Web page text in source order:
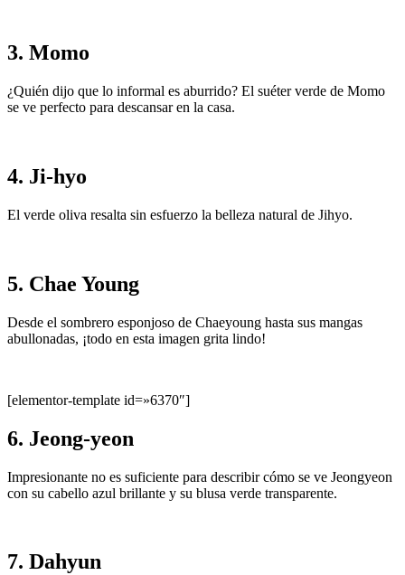
3. Momo
¿Quién dijo que lo informal es aburrido? El suéter verde de Momo
se ve perfecto para descansar en la casa.
4. Ji-hyo
El verde oliva resalta sin esfuerzo la belleza natural de Jihyo.
5. Chae Young
Desde el sombrero esponjoso de Chaeyoung hasta sus mangas
abullonadas, ¡todo en esta imagen grita lindo!
[elementor-template id=»6370″]
6. Jeong-yeon
Impresionante no es suficiente para describir cómo se ve Jeongyeon
con su cabello azul brillante y su blusa verde transparente.
7. Dahyun